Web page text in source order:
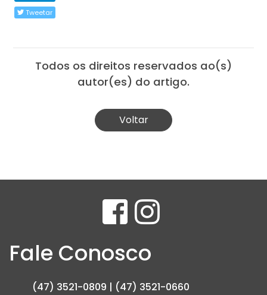
Tweetar
Todos os direitos reservados ao(s)
autor(es) do artigo.
Voltar
Fale Conosco
(47) 3521-0809 | (47) 3521-0660